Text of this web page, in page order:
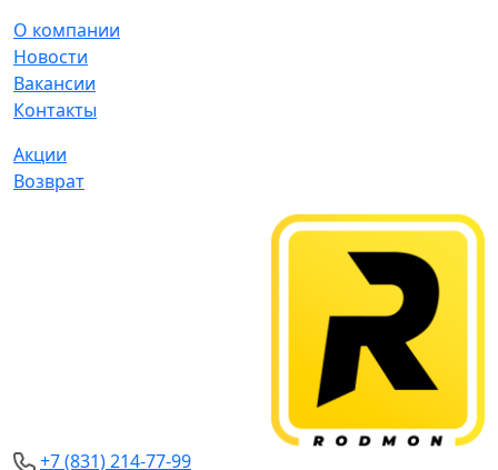
О компании
Новости
Вакансии
Контакты
Акции
Возврат
+7 (831) 214-77-99